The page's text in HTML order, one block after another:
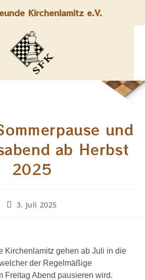
und
ab Herbst
2025
3. Juli 2025
Kirchenlamitz gehen ab Juli in die
der Regelmäßige
Freitag Abend pausieren wird.
Kirchenlamitz e.V.